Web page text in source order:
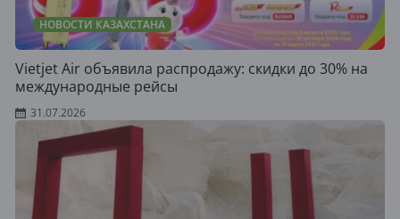
НОВОСТИ КАЗАХСТАНА
Vietjet Air объявила распродажу: скидки до 30% на
международные рейсы
31.07.2026